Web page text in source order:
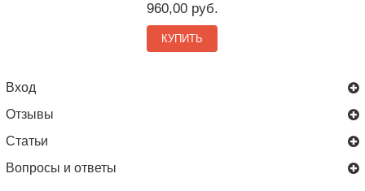
960,00 руб.
КУПИТЬ
Вход
Отзывы
Статьи
Вопросы и ответы